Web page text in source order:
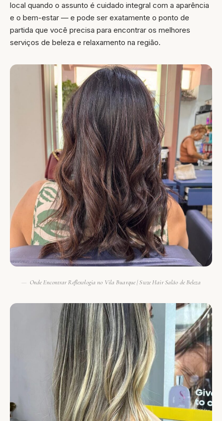
local quando o assunto é cuidado integral com a aparência
e o bem-estar — e pode ser exatamente o ponto de
partida que você precisa para encontrar os melhores
serviços de beleza e relaxamento na região.
Onde Encontrar Reflexologia no Vila Buarque | Swze Hair Salão de Beleza